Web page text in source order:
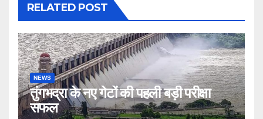
RELATED POST
NEWS
तुंगभद्रा के नए गेटों की पहली बड़ी परीक्षा
सफल